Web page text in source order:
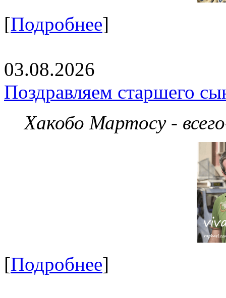
[Подробнее]
03.08.2026
Поздравляем старшего
Хакобо Мартосу -
[Подробнее]